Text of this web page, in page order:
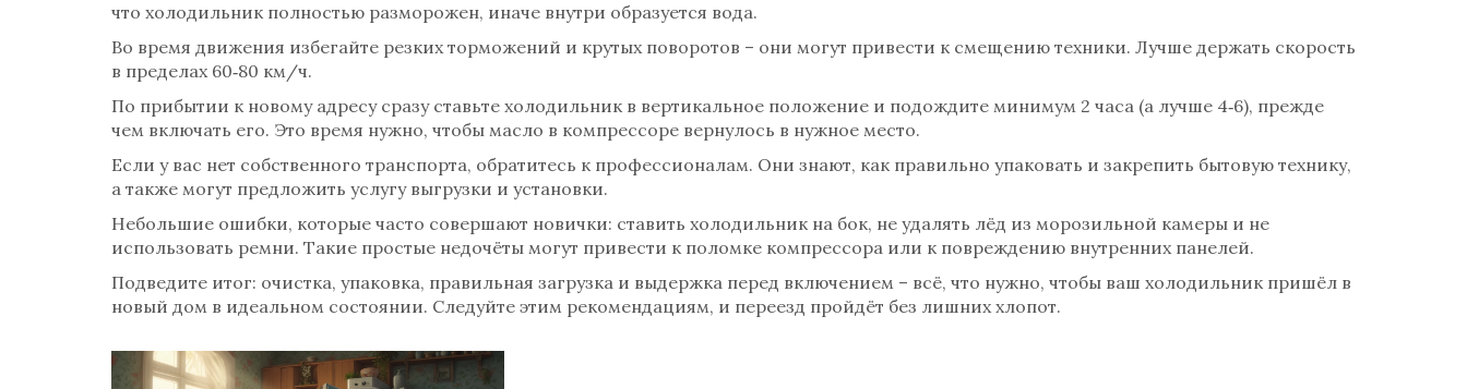
что холодильник полностью разморожен, иначе внутри образуется вода.
Во время движения избегайте резких торможений и крутых поворотов – они могут привести к смещению техники. Лучше держать скорость
в пределах 60‑80 км/ч.
По прибытии к новому адресу сразу ставьте холодильник в вертикальное положение и подождите минимум 2 часа (а лучше 4‑6), прежде
чем включать его. Это время нужно, чтобы масло в компрессоре вернулось в нужное место.
Если у вас нет собственного транспорта, обратитесь к профессионалам. Они знают, как правильно упаковать и закрепить бытовую технику,
а также могут предложить услугу выгрузки и установки.
Небольшие ошибки, которые часто совершают новички: ставить холодильник на бок, не удалять лёд из морозильной камеры и не
использовать ремни. Такие простые недочёты могут привести к поломке компрессора или к повреждению внутренних панелей.
Подведите итог: очистка, упаковка, правильная загрузка и выдержка перед включением – всё, что нужно, чтобы ваш холодильник пришёл в
новый дом в идеальном состоянии. Следуйте этим рекомендациям, и переезд пройдёт без лишних хлопот.